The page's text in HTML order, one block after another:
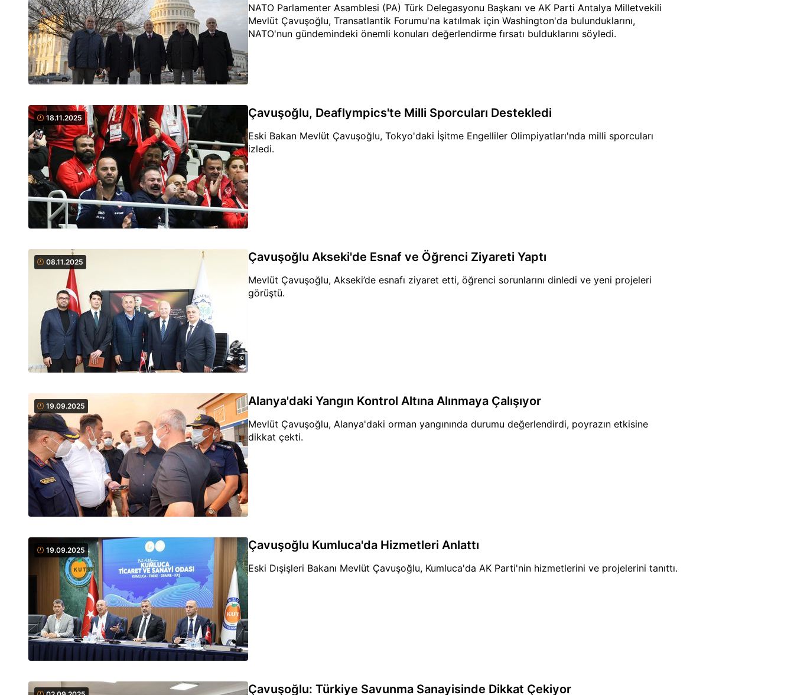
NATO Parlamenter Asamblesi (PA) Türk Delegasyonu Başkanı ve AK Parti Antalya Milletvekili
Mevlüt Çavuşoğlu, Transatlantik Forumu'na katılmak için Washington'da bulunduklarını,
NATO'nun gündemindeki önemli konuları değerlendirme fırsatı bulduklarını söyledi.
18.11.2025 Çavuşoğlu, Deaflympics'te Milli Sporcuları Destekledi
Eski Bakan Mevlüt Çavuşoğlu, Tokyo'daki İşitme Engelliler Olimpiyatları'nda milli sporcuları
izledi.
08.11.2025 Çavuşoğlu Akseki'de Esnaf ve Öğrenci Ziyareti Yaptı
Mevlüt Çavuşoğlu, Akseki’de esnafı ziyaret etti, öğrenci sorunlarını dinledi ve yeni projeleri
görüştü.
19.09.2025 Alanya'daki Yangın Kontrol Altına Alınmaya Çalışıyor
Mevlüt Çavuşoğlu, Alanya'daki orman yangınında durumu değerlendirdi, poyrazın etkisine
dikkat çekti.
19.09.2025 Çavuşoğlu Kumluca'da Hizmetleri Anlattı
Eski Dışişleri Bakanı Mevlüt Çavuşoğlu, Kumluca'da AK Parti'nin hizmetlerini ve projelerini tanıttı.
Çavuşoğlu: Türkiye Savunma Sanayisinde Dikkat Çekiyor